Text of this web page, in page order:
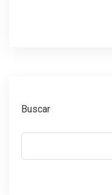
Buscar